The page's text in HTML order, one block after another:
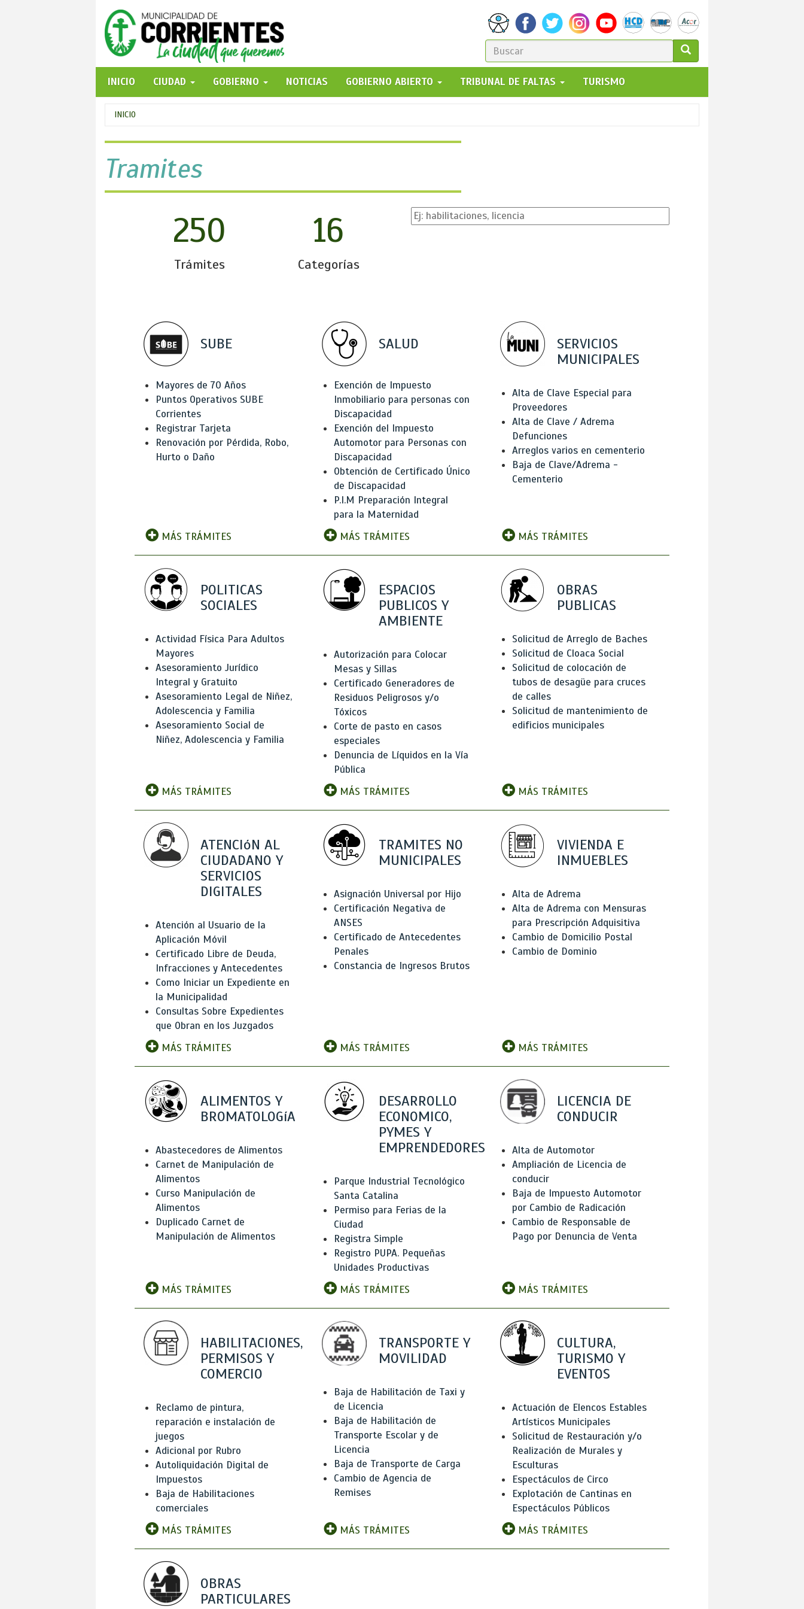
FORMULARIO
DE
BÚSQUEDA
GO!
INICIO
CIUDAD GOBIERNO NOTICIAS GOBIERNO ABIERTO TRIBUNAL DE FALTAS TURISMO
Se
encuentra
usted
aquí
INICIO
Tramites
250
Trámites
16
Categorías
SUBE
Mayores de 70 Años
Puntos Operativos SUBE
Corrientes
Registrar Tarjeta
Renovación por Pérdida, Robo,
Hurto o Daño
MÁS TRÁMITES
SALUD
Exención de Impuesto
Inmobiliario para personas con
Discapacidad
Exención del Impuesto
Automotor para Personas con
Discapacidad
Obtención de Certificado Único
de Discapacidad
P.I.M Preparación Integral
para la Maternidad
MÁS TRÁMITES
SERVICIOS
MUNICIPALES
Alta de Clave Especial para
Proveedores
Alta de Clave / Adrema
Defunciones
Arreglos varios en cementerio
Baja de Clave/Adrema -
Cementerio
MÁS TRÁMITES
POLITICAS
SOCIALES
Actividad Física Para Adultos
Mayores
Asesoramiento Jurídico
Integral y Gratuito
Asesoramiento Legal de Niñez,
Adolescencia y Familia
Asesoramiento Social de
Niñez, Adolescencia y Familia
MÁS TRÁMITES
ESPACIOS
PUBLICOS Y
AMBIENTE
Autorización para Colocar
Mesas y Sillas
Certificado Generadores de
Residuos Peligrosos y/o
Tóxicos
Corte de pasto en casos
especiales
Denuncia de Líquidos en la Vía
Pública
MÁS TRÁMITES
OBRAS
PUBLICAS
Solicitud de Arreglo de Baches
Solicitud de Cloaca Social
Solicitud de colocación de
tubos de desagüe para cruces
de calles
Solicitud de mantenimiento de
edificios municipales
MÁS TRÁMITES
ATENCIóN AL
CIUDADANO Y
SERVICIOS
DIGITALES
Atención al Usuario de la
Aplicación Móvil
Certificado Libre de Deuda,
Infracciones y Antecedentes
Como Iniciar un Expediente en
la Municipalidad
Consultas Sobre Expedientes
que Obran en los Juzgados
MÁS TRÁMITES
TRAMITES NO
MUNICIPALES
Asignación Universal por Hijo
Certificación Negativa de
ANSES
Certificado de Antecedentes
Penales
Constancia de Ingresos Brutos
MÁS TRÁMITES
VIVIENDA E
INMUEBLES
Alta de Adrema
Alta de Adrema con Mensuras
para Prescripción Adquisitiva
Cambio de Domicilio Postal
Cambio de Dominio
MÁS TRÁMITES
ALIMENTOS Y
BROMATOLOGíA
Abastecedores de Alimentos
Carnet de Manipulación de
Alimentos
Curso Manipulación de
Alimentos
Duplicado Carnet de
Manipulación de Alimentos
MÁS TRÁMITES
DESARROLLO
ECONOMICO,
PYMES Y
EMPRENDEDORES
Parque Industrial Tecnológico
Santa Catalina
Permiso para Ferias de la
Ciudad
Registra Simple
Registro PUPA. Pequeñas
Unidades Productivas
MÁS TRÁMITES
LICENCIA DE
CONDUCIR
Alta de Automotor
Ampliación de Licencia de
conducir
Baja de Impuesto Automotor
por Cambio de Radicación
Cambio de Responsable de
Pago por Denuncia de Venta
MÁS TRÁMITES
HABILITACIONES,
PERMISOS Y
COMERCIO
Reclamo de pintura,
reparación e instalación de
juegos
Adicional por Rubro
Autoliquidación Digital de
Impuestos
Baja de Habilitaciones
comerciales
MÁS TRÁMITES
TRANSPORTE Y
MOVILIDAD
Baja de Habilitación de Taxi y
de Licencia
Baja de Habilitación de
Transporte Escolar y de
Licencia
Baja de Transporte de Carga
Cambio de Agencia de
Remises
MÁS TRÁMITES
CULTURA,
TURISMO Y
EVENTOS
Actuación de Elencos Estables
Artísticos Municipales
Solicitud de Restauración y/o
Realización de Murales y
Esculturas
Espectáculos de Circo
Explotación de Cantinas en
Espectáculos Públicos
MÁS TRÁMITES
OBRAS
PARTICULARES